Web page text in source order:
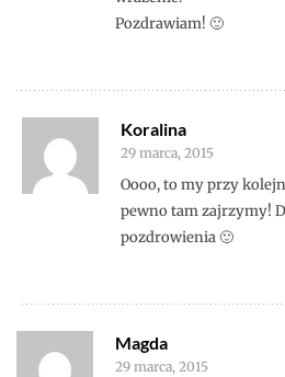
Pozdrawiam! 🙂
Koralina
29 marca, 2015
Oooo, to my przy
pewno tam zajrzymy!
pozdrowienia 🙂
Magda
29 marca, 2015